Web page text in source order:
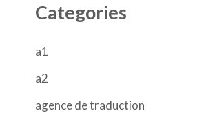
Categories
a1
a2
agence de traduction